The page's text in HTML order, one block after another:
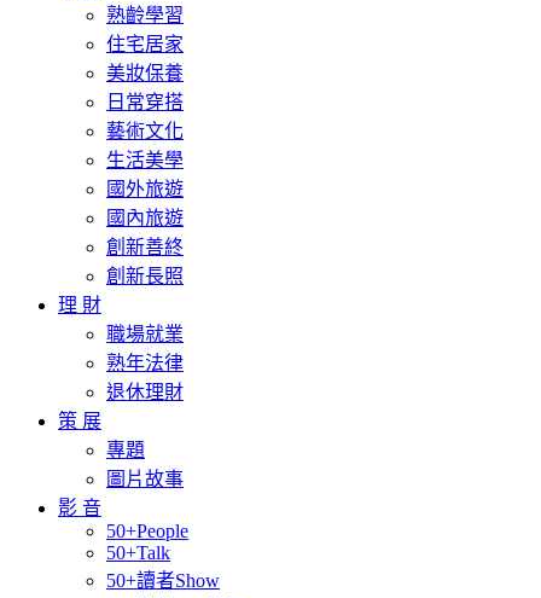
熟齡學習
住宅居家
美妝保養
日常穿搭
藝術文化
生活美學
國外旅遊
國內旅遊
創新善終
創新長照
理 財
職場就業
熟年法律
退休理財
策 展
專題
圖片故事
影 音
50+People
50+Talk
50+讀者Show